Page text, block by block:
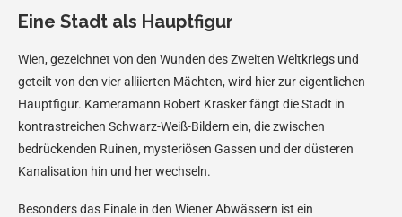
Eine Stadt als Hauptfigur
Wien, gezeichnet von den Wunden des Zweiten Weltkriegs und
geteilt von den vier alliierten Mächten, wird hier zur eigentlichen
Hauptfigur. Kameramann Robert Krasker fängt die Stadt in
kontrastreichen Schwarz-Weiß-Bildern ein, die zwischen
bedrückenden Ruinen, mysteriösen Gassen und der düsteren
Kanalisation hin und her wechseln.
Besonders das Finale in den Wiener Abwässern ist ein